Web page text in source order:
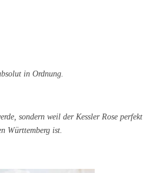
in Ordnung.
sondern weil der Kessler Rose perfekt
Württemberg ist.